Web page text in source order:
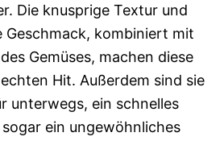
Die knusprige Textur und
Geschmack, kombiniert mit
Gemüses, machen diese
Hit. Außerdem sind sie
unterwegs, ein schnelles
ein ungewöhnliches